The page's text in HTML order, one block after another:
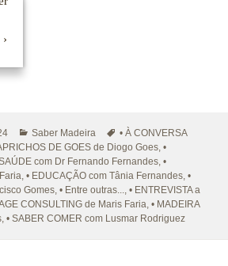
Categorias
Saber Madeira Etiquetas
• À CONVERSA
DE GOES de Diogo Goes ,•
com Dr Fernando Fernandes ,•
,• EDUCAÇÃO com Tânia Fernandes ,•
Gomes ,• Entre outras... ,• ENTREVISTA a
CONSULTING de Maris Faria ,• MADEIRA
,• SABER COMER com Lusmar Rodriguez